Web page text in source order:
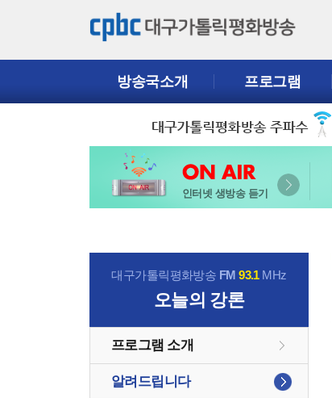
방송국소개 프로그램
인터넷 생방송 듣기
대구가톨릭평화방송 FM93.1MHz
오늘의 강론
프로그램 소개
알려드립니다